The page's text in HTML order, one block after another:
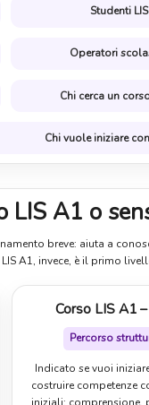
Studenti LIS
Operatori
Chi cerca un
Chi vuole iniziare
LIS A1 o
breve: aiuta a
A1, invece, è il primo
Corso LIS A1
Percorso
Indicato se vuoi
costruire competenze